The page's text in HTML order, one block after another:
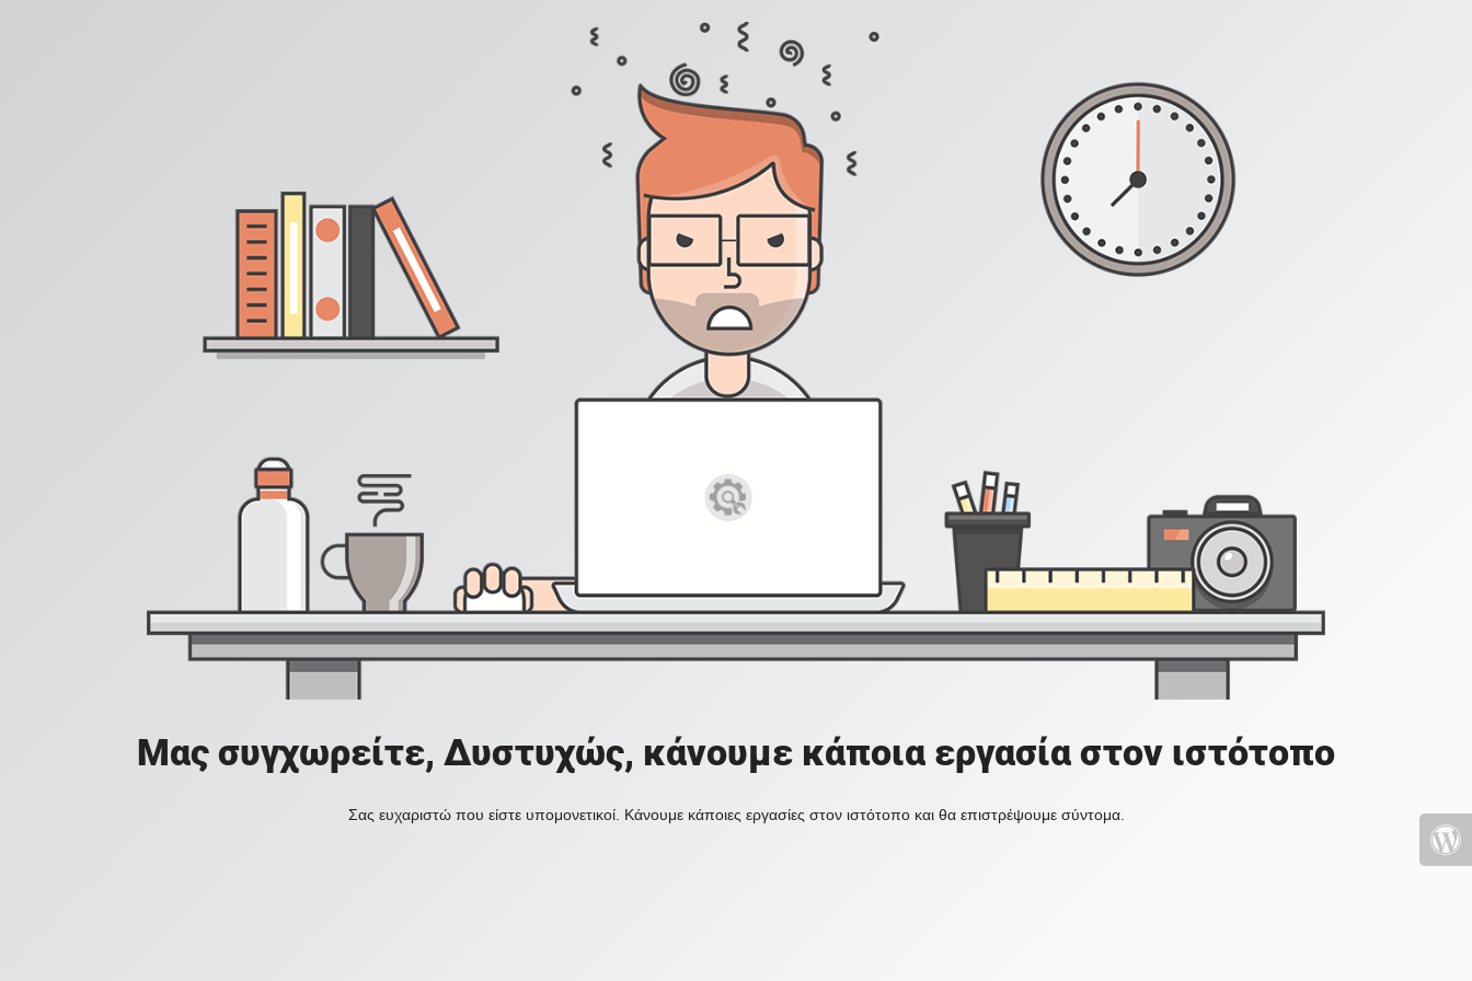
Μας συγχωρείτε, Δυστυχώς, κάνουμε κάποια εργασία στον ιστότοπο
Σας ευχαριστώ που είστε υπομονετικοί. Κάνουμε κάποιες εργασίες στον ιστότοπο και θα επιστρέψουμε σύντομα.